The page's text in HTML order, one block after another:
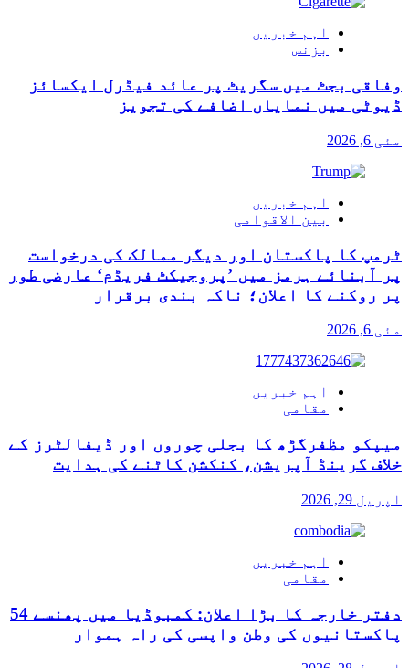
اہم خبریں
بزنس
وفاقی بجٹ میں سگریٹ پر عائد فیڈرل ایکسائز
ڈیوٹی میں نمایاں اضافے کی تجویز
مئی 6, 2026
اہم خبریں
بین الاقوامی
ٹرمپ کا پاکستان اور دیگر ممالک کی درخواست
پر آبنائے ہرمز میں ’پروجیکٹ فریڈم‘ عارضی طور
پر روکنے کا اعلان؛ ناکہ بندی برقرار
مئی 6, 2026
اہم خبریں
مقامی
میپکو مظفرگڑھ کا بجلی چوروں اور ڈیفالٹرز کے
خلاف گرینڈ آپریشن، کنکشن کاٹنے کی ہدایت
اپریل 29, 2026
اہم خبریں
مقامی
دفتر خارجہ کا بڑا اعلان: کمبوڈیا میں پھنسے 54
پاکستانیوں کی وطن واپسی کی راہ ہموار